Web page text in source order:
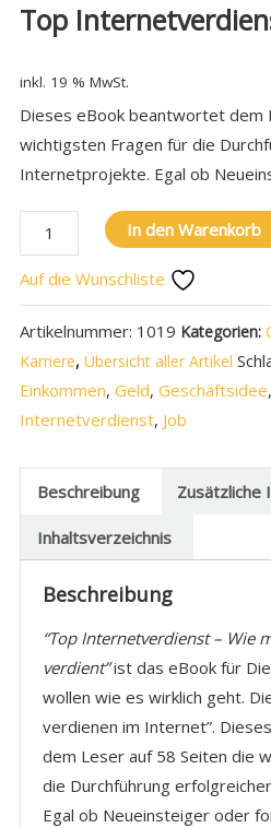
Top
inkl. 19 % MwSt.
Dieses eBook beantwortet dem
wichtigsten Fragen für die
Internetprojekte. Egal ob
In den Warenkorb
Auf die Wunschliste
Artikelnummer: 1019 Kategorien:
Karriere, Übersicht aller Artikel
Einkommen, Geld, Geschäftsidee,
Internetverdienst, Job
Beschreibung Zusätzliche
Inhaltsverzeichnis
Beschreibung
“Top Internetverdienst – Wie
verdient”ist das eBook für
wollen wie es wirklich geht.
verdienen im Internet”.
dem Leser auf 58 Seiten die
die Durchführung
Egal ob Neueinsteiger oder